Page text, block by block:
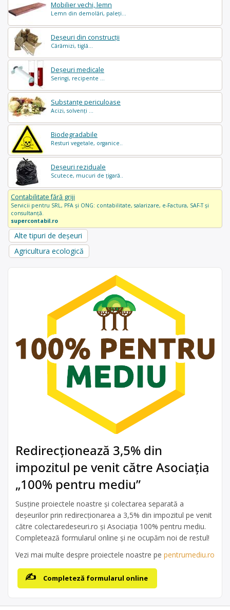
Mobilier vechi, lemn
Lemn din demolări, paleți...
Deșeuri din construcții
Cărămizi, tiglă...
Deșeuri medicale
Seringi, recipente ...
Substanțe periculoase
Acizi, solvenți ...
Biodegradabile
Resturi vegetale, organice..
Deșeuri reziduale
Scutece, mucuri de țigară..
Contabilitate fără griji
Servicii pentru SRL, PFA și ONG: contabilitate, salarizare, e-Factura, SAF-T și
consultanță.
supercontabil.ro
Alte tipuri de deșeuri
Agricultura ecologică
Redirecționează 3,5% din
impozitul pe venit către Asociația
„100% pentru mediu”
Susține proiectele noastre și colectarea separată a
deșeurilor prin redirecționarea a 3,5% din impozitul pe venit
către colectaredeseuri.ro și Asociația 100% pentru mediu.
Completează formularul online și ne ocupăm noi de restul!
Vezi mai multe despre proiectele noastre pe pentrumediu.ro
Completeză formularul online